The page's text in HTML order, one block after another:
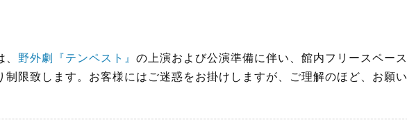
野外劇『テンペスト』 の上演および公演準備に伴い、館内フリースペース
制限致します。お客様にはご迷惑をお掛けしますが、ご理解のほど、お願い